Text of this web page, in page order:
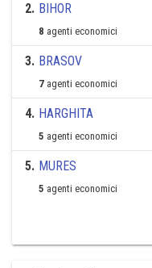
2. BIHOR
8 agenti economici
3. BRASOV
7 agenti economici
4. HARGHITA
5 agenti economici
5. MURES
5 agenti economici